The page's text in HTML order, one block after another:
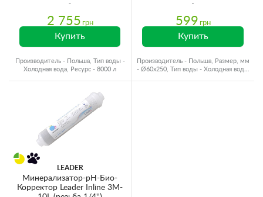
2 755 грн
Купить
Производитель - Польша, Тип воды -
Холодная вода, Ресурс - 8000 л
599 грн
Купить
Производитель - Польша, Размер, мм
- Ø60x250, Тип воды - Холодная вода,
LEADER
Минерализатор-pH-Био-
Корректор Leader Inline 3M-